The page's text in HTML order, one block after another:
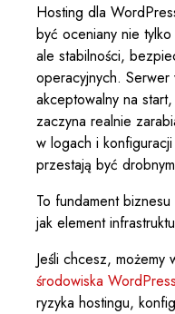
Hosting dla
być oceniany nie
ale stabilności,
operacyjnych. Serwer
akceptowalny na
zaczyna realnie
w logach i
przestają być
To fundament
jak element
Jeśli chcesz, możemy
środowiska
ryzyka hostingu,